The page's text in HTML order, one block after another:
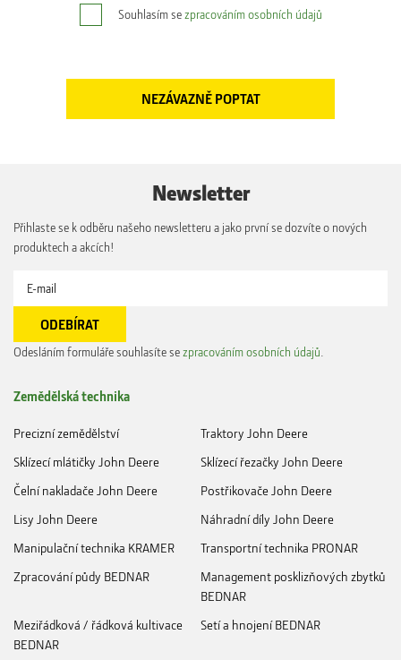
Souhlasím sezpracováním osobních údajů
Newsletter
Přihlaste se k odběru našeho newsletteru a jako první se dozvíte o nových
produktech a akcích!
Odesláním formuláře souhlasíte sezpracováním osobních údajů
Zemědělská technika
Precizní zemědělství
Traktory John Deere
Sklízecí mlátičky John Deere
Sklízecí řezačky John Deere
Čelní nakladače John Deere
Postřikovače John Deere
Lisy John Deere
Náhradní díly John Deere
Manipulační technika KRAMER
Transportní technika PRONAR
Zpracování půdy BEDNAR
Management posklizňových zbytků
BEDNAR
Meziřádková / řádková kultivace
BEDNAR
Setí a hnojení BEDNAR